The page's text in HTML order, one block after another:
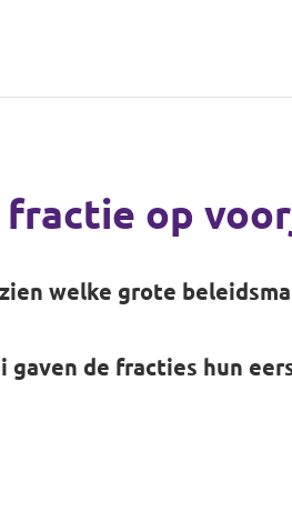
op
welke grote
gaven de fracties hun